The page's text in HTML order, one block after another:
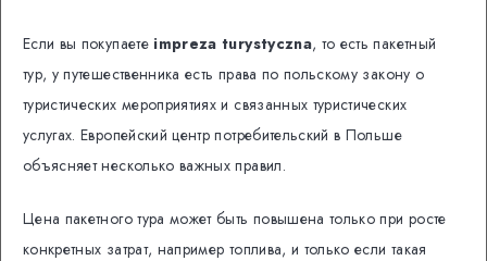
Если вы покупаете impreza turystyczna, то есть пакетный
тур, у путешественника есть права по польскому закону о
туристических мероприятиях и связанных туристических
услугах. Европейский центр потребительский в Польше
объясняет несколько важных правил.
Цена пакетного тура может быть повышена только при росте
конкретных затрат, например топлива, и только если такая